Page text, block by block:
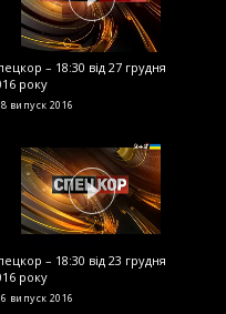
– 18:30 від 27 грудня
року
випуск 2016
– 18:30 від 23 грудня
року
випуск 2016